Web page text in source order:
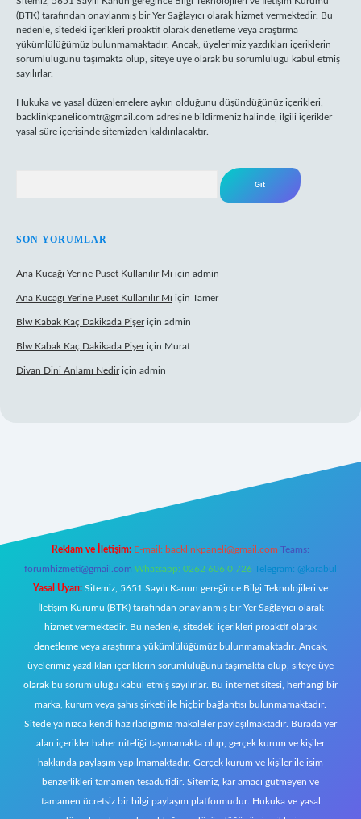
(BTK) tarafından onaylanmış bir Yer Sağlayıcı olarak hizmet vermektedir. Bu
nedenle, sitedeki içerikleri proaktif olarak denetleme veya araştırma
yükümlülüğümüz bulunmamaktadır. Ancak, üyelerimiz yazdıkları içeriklerin
sorumluluğunu taşımakta olup, siteye üye olarak bu sorumluluğu kabul etmiş
sayılırlar.
Hukuka ve yasal düzenlemelere aykırı olduğunu düşündüğünüz içerikleri,
backlinkpanelicomtr@gmail.com adresine bildirmeniz halinde, ilgili içerikler
yasal süre içerisinde sitemizden kaldırılacaktır.
SON YORUMLAR
Ana Kucağı Yerine Puset Kullanılır Mı için admin
Ana Kucağı Yerine Puset Kullanılır Mı için Tamer
Blw Kabak Kaç Dakikada Pişeriçin admin
Blw Kabak Kaç Dakikada Pişeriçin Murat
Divan Dini Anlamı Nediriçin admin
Reklam ve İletişim: E-mail: backlinkpaneli@gmail.com Teams:
forumhizmeti@gmail.com Whatsapp: 0262 606 0 726 Telegram: @karabul
Yasal Uyarı: Sitemiz, 5651 Sayılı Kanun gereğince Bilgi Teknolojileri ve
İletişim Kurumu (BTK) tarafından onaylanmış bir Yer Sağlayıcı olarak
hizmet vermektedir. Bu nedenle, sitedeki içerikleri proaktif olarak
denetleme veya araştırma yükümlülüğümüz bulunmamaktadır. Ancak,
üyelerimiz yazdıkları içeriklerin sorumluluğunu taşımakta olup, siteye üye
olarak bu sorumluluğu kabul etmiş sayılırlar. Bu internet sitesi, herhangi bir
marka, kurum veya şahıs şirketi ile hiçbir bağlantısı bulunmamaktadır.
Sitede yalnızca kendi hazırladığımız makaleler paylaşılmaktadır. Burada yer
alan içerikler haber niteliği taşımamakta olup, gerçek kurum ve kişiler
hakkında paylaşım yapılmamaktadır. Gerçek kurum ve kişiler ile isim
benzerlikleri tamamen tesadüfidir. Sitemiz, kar amacı gütmeyen ve
tamamen ücretsiz bir bilgi paylaşım platformudur. Hukuka ve yasal